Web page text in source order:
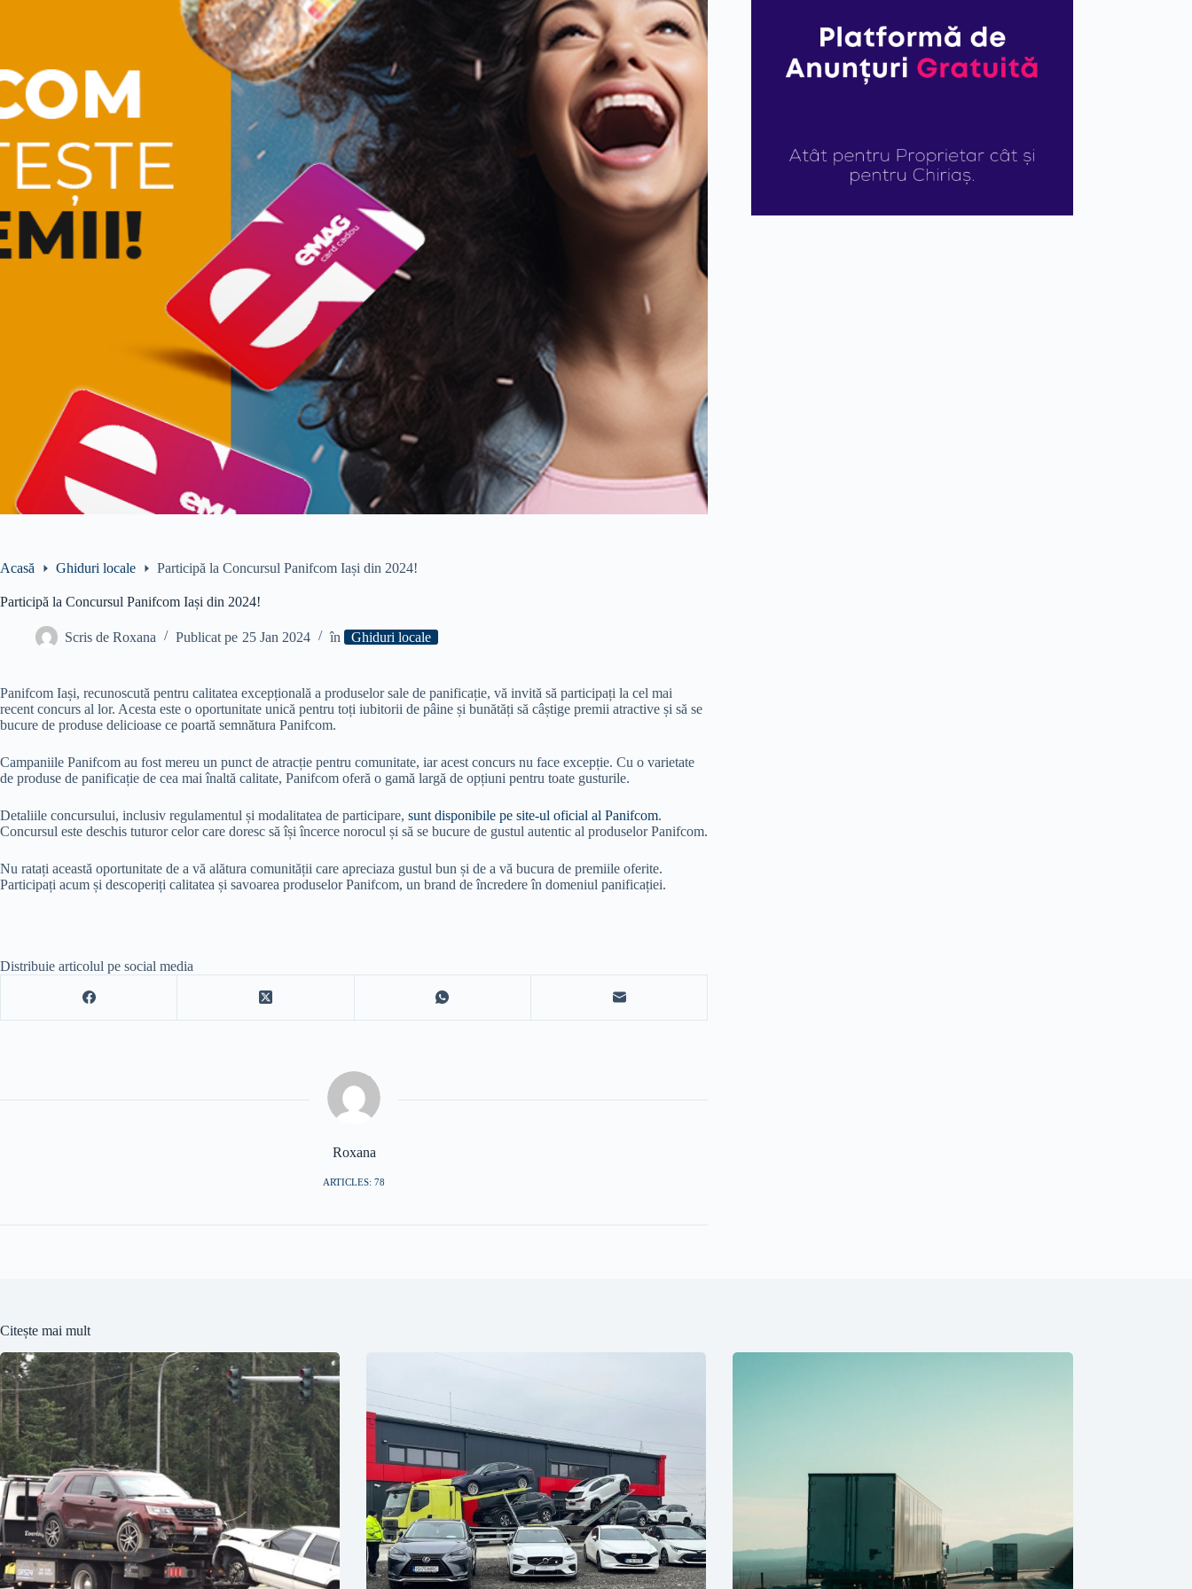
Acasă Ghiduri locale Participă la Concursul Panifcom Iași din 2024!
Participă la Concursul Panifcom Iași din 2024!
Scris de Roxana Publicat pe 25 Jan 2024 în Ghiduri locale
Panifcom Iași, recunoscută pentru calitatea excepțională a produselor sale de panificație, vă invită să participați la cel mai
recent concurs al lor. Acesta este o oportunitate unică pentru toți iubitorii de pâine și bunătăți să câștige premii atractive și să se
bucure de produse delicioase ce poartă semnătura Panifcom.
Campaniile Panifcom au fost mereu un punct de atracție pentru comunitate, iar acest concurs nu face excepție. Cu o varietate
de produse de panificație de cea mai înaltă calitate, Panifcom oferă o gamă largă de opțiuni pentru toate gusturile.
Detaliile concursului, inclusiv regulamentul și modalitatea de participare, sunt disponibile pe site-ul oficial al Panifcom.
Concursul este deschis tuturor celor care doresc să își încerce norocul și să se bucure de gustul autentic al produselor Panifcom.
Nu ratați această oportunitate de a vă alătura comunității care apreciaza gustul bun și de a vă bucura de premiile oferite.
Participați acum și descoperiți calitatea și savoarea produselor Panifcom, un brand de încredere în domeniul panificației.
Distribuie articolul pe social media
Roxana
ARTICLES: 78
Citește mai mult